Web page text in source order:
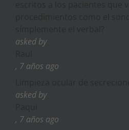
asked by
, 7 años ago
asked by
, 7 años ago